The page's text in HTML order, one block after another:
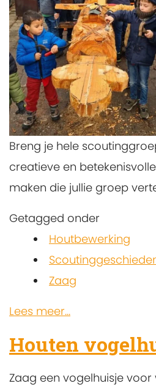
Breng je hele
creatieve en
maken die jullie groep
Getagged onder
Houtbewerking
Zaag
Lees meer...
Houten
Zaag een vogelhuisje